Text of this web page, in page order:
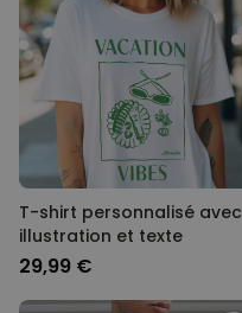
T-shirt personnalisé avec
illustration et texte
29,99 €